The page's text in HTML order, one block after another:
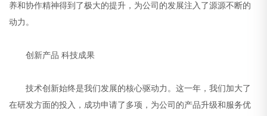
养和协作精神得到了极大的提升，为公司的发展注入了源源不断的
动力。
创新产品 科技成果
技术创新始终是我们发展的核心驱动力。这一年，我们加大了
在研发方面的投入，成功申请了多项，为公司的产品升级和服务优